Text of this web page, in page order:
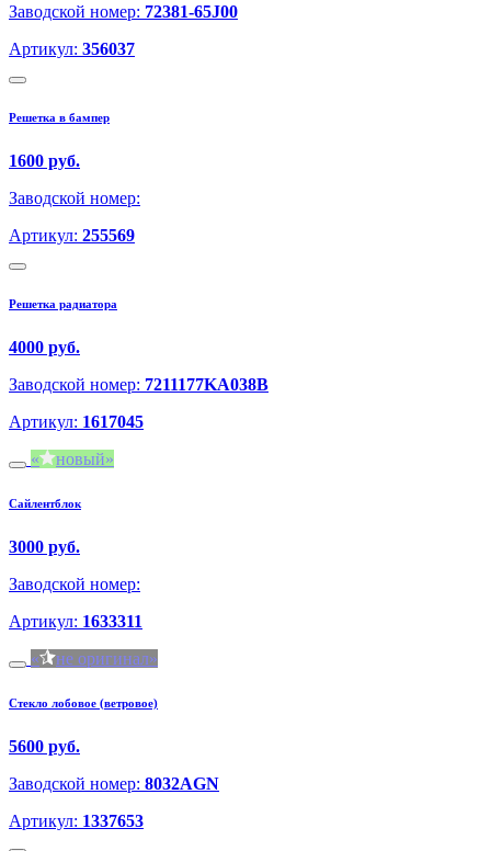
Заводской номер: 72381-65J00
Артикул: 356037
Решетка в бампер
1600 руб.
Заводской номер:
Артикул: 255569
Решетка радиатора
4000 руб.
Заводской номер: 7211177KA038B
Артикул: 1617045
новый
Сайлентблок
3000 руб.
Заводской номер:
Артикул: 1633311
не оригинал
Стекло лобовое (ветровое)
5600 руб.
Заводской номер: 8032AGN
Артикул: 1337653